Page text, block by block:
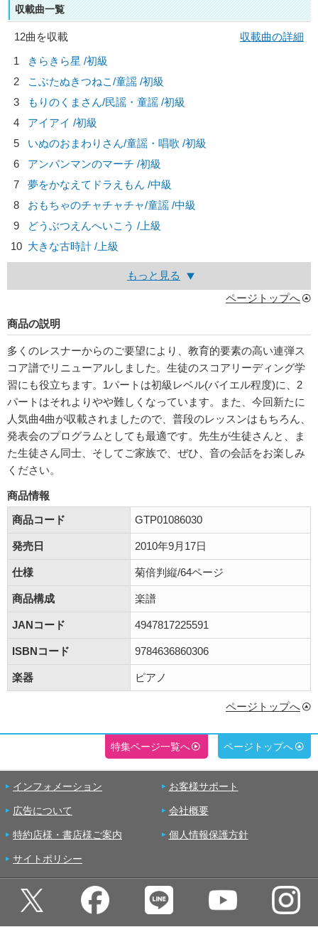
収載曲一覧
12曲を収載
収載曲の詳細
1
きらきら星 /初級
2
こぶたぬきつねこ/童謡 /初級
3
もりのくまさん/民謡・童謡 /初級
4
アイアイ /初級
5
いぬのおまわりさん/童謡・唱歌 /初級
6
アンパンマンのマーチ /初級
7
夢をかなえてドラえもん /中級
8
おもちゃのチャチャチャ/童謡 /中級
9
どうぶつえんへいこう /上級
10 大きな古時計 /上級
もっと見る
ページトップへ
商品の説明
多くのレスナーからのご要望により、教育的要素の高い連弾ス
コア譜でリニューアルしました。生徒のスコアリーディング学
習にも役立ちます。1パートは初級レベル(バイエル程度)に、2
パートはそれよりやや難しくなっています。また、今回新たに
人気曲4曲が収載されましたので、普段のレッスンはもちろん、
発表会のプログラムとしても最適です。先生が生徒さんと、ま
た生徒さん同士、そしてご家族で、ぜひ、音の会話をお楽しみ
ください。
商品情報
商品コード
GTP01086030
発売日 2010年9月17日
仕様 菊倍判縦/64ページ
商品構成 楽譜
JANコード 4947817225591
ISBNコード 9784636860306
楽器 ピアノ
ページトップへ
特集ページ一覧へ ページトップへ
インフォメーション お客様サポート
広告について 会社概要
特約店様・書店様ご案内 個人情報保護方針
サイトポリシー